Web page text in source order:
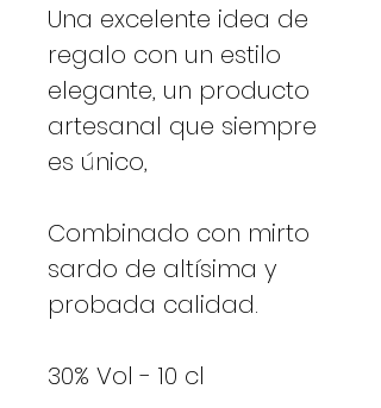
Una excelente idea de
regalo con un estilo
elegante, un producto
artesanal que siempre
es único,
Combinado con mirto
sardo de altísima y
probada calidad.
30% Vol - 10 cl